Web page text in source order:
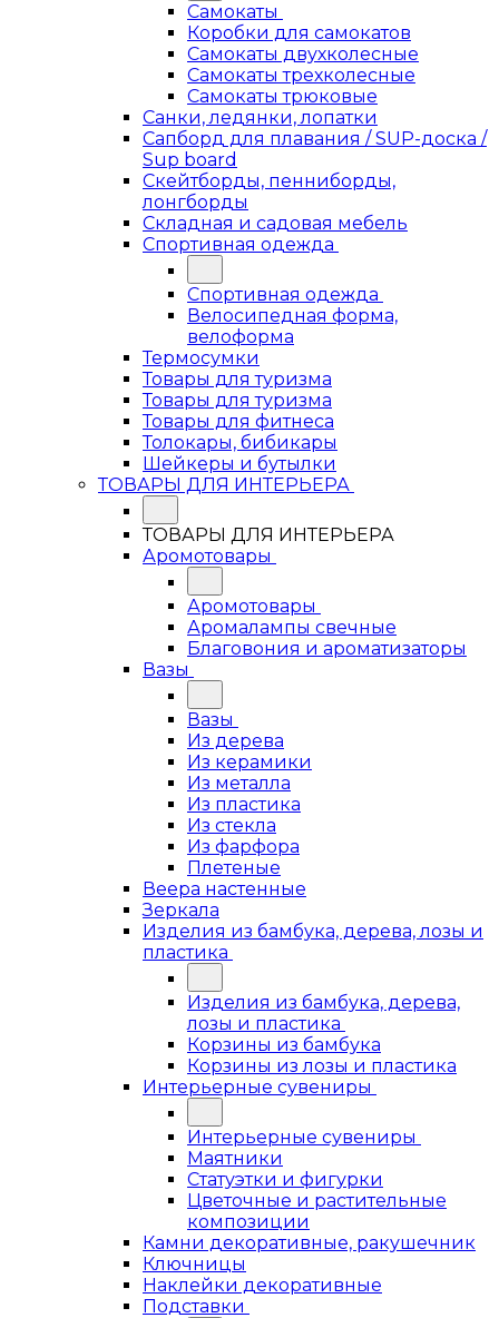
Самокаты
Коробки для самокатов
Самокаты двухколесные
Самокаты трехколесные
Самокаты трюковые
Санки, ледянки, лопатки
Сапборд для плавания / SUP-доска /
Sup board
Скейтборды, пенниборды,
лонгборды
Складная и садовая мебель
Спортивная одежда
Спортивная одежда
Велосипедная форма,
велоформа
Термосумки
Товары для туризма
Товары для туризма
Товары для фитнеса
Толокары, бибикары
Шейкеры и бутылки
ТОВАРЫ ДЛЯ ИНТЕРЬЕРА
ТОВАРЫ ДЛЯ ИНТЕРЬЕРА
Аромотовары
Аромотовары
Аромалампы свечные
Благовония и ароматизаторы
Вазы
Вазы
Из дерева
Из керамики
Из металла
Из пластика
Из стекла
Из фарфора
Плетеные
Веера настенные
Зеркала
Изделия из бамбука, дерева, лозы и
пластика
Изделия из бамбука, дерева,
лозы и пластика
Корзины из бамбука
Корзины из лозы и пластика
Интерьерные сувениры
Интерьерные сувениры
Маятники
Статуэтки и фигурки
Цветочные и растительные
композиции
Камни декоративные, ракушечник
Ключницы
Наклейки декоративные
Подставки